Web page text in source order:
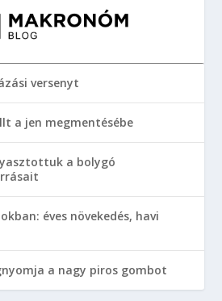
versenyt
a jen megmentésébe
a bolygó
éves növekedés, havi
a nagy piros gombot